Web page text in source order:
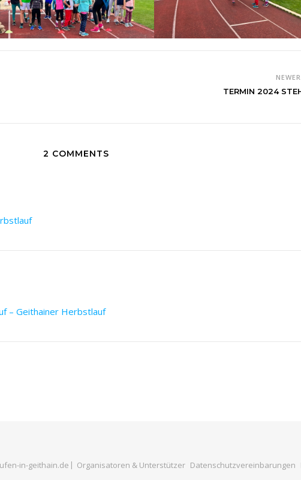
TERMIN 2024
2 COMMENTS
– Geithainer Herbstlauf
in-geithain.de Organisatoren & Unterstützer Datenschutzvereinbarungen